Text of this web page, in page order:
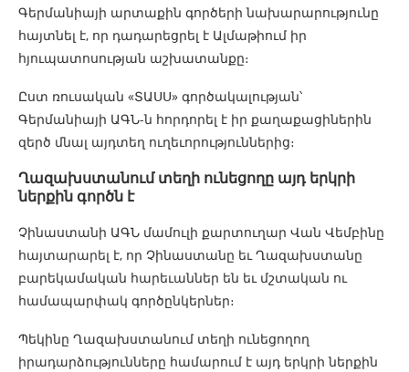
Գերմանիայի արտաքին գործերի նախարարությունը
հայտնել է, որ դադարեցրել է Ալմաթիում իր
հյուպատոսության աշխատանքը։
Ըստ ռուսական «ՏԱՍՍ» գործակալության՝
Գերմանիայի ԱԳՆ-ն հորդորել է իր քաղաքացիներին
զերծ մնալ այդտեղ ուղեւորություններից։
Ղազախստանում տեղի ունեցողը այդ երկրի
ներքին գործն է
Չինաստանի ԱԳՆ մամուլի քարտուղար Վան Վեմբինը
հայտարարել է, որ Չինաստանը եւ Ղազախստանը
բարեկամական հարեւաններ են եւ մշտական ու
համապարփակ գործընկերներ։
Պեկինը Ղազախստանում տեղի ունեցողող
իրադարձությունները համարում է այդ երկրի ներքին